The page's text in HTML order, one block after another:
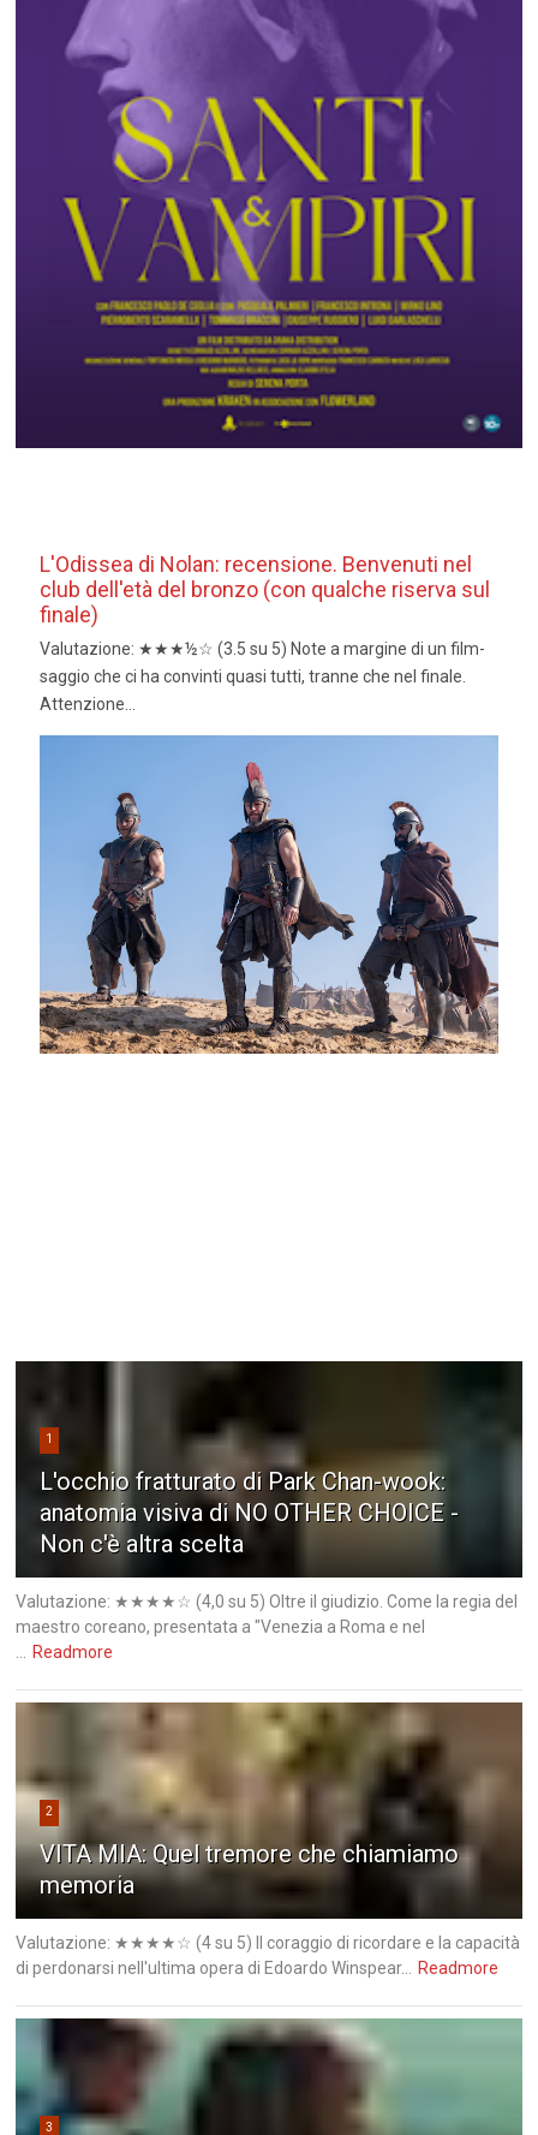
L'Odissea di Nolan: recensione. Benvenuti nel
club dell'età del bronzo (con qualche riserva sul
finale)
Valutazione: ★★★½☆ (3.5 su 5) Note a margine di un film-
saggio che ci ha convinti quasi tutti, tranne che nel finale.
Attenzione...
1
L'occhio fratturato di Park Chan-wook:
anatomia visiva di NO OTHER CHOICE -
Non c'è altra scelta
Valutazione: ★★★★☆ (4,0 su 5) Oltre il giudizio. Come la regia del
maestro coreano, presentata a "Venezia a Roma e nel
Readmore
2
VITA MIA: Quel tremore che chiamiamo
memoria
Valutazione: ★★★★☆ (4 su 5) Il coraggio di ricordare e la capacità
di perdonarsi nell'ultima opera di Edoardo Winspear...
Readmore
3